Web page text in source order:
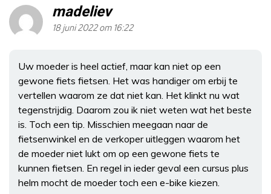
madeliev
18 juni 2022 om 16:22
Uw moeder is heel actief, maar kan niet op een
gewone fiets fietsen. Het was handiger om erbij te
vertellen waarom ze dat niet kan. Het klinkt nu wat
tegenstrijdig. Daarom zou ik niet weten wat het beste
is. Toch een tip. Misschien meegaan naar de
fietsenwinkel en de verkoper uitleggen waarom het
de moeder niet lukt om op een gewone fiets te
kunnen fietsen. En regel in ieder geval een cursus plus
helm mocht de moeder toch een e-bike kiezen.